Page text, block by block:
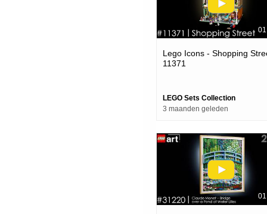
Lego Icons - Shopping
11371
LEGO Sets Collection
3 maanden geleden